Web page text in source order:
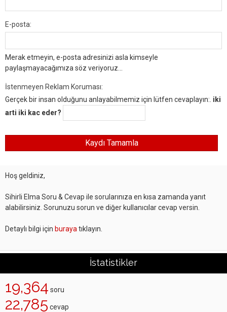
E-posta:
Merak etmeyin, e-posta adresinizi asla kimseyle
paylaşmayacağımıza söz veriyoruz...
İstenmeyen Reklam Koruması:
Gerçek bir insan olduğunu anlayabilmemiz için lütfen cevaplayın:. iki
arti iki kac eder?
Hoş geldiniz,
Sihirli Elma Soru & Cevap ile sorularınıza en kısa zamanda yanıt
alabilirsiniz. Sorunuzu sorun ve diğer kullanıcılar cevap versin.
Detaylı bilgi için buraya tıklayın.
İstatistikler
19,364 soru
22,785 cevap